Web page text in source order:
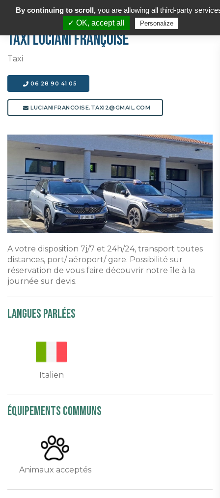
TAXI LUCIANI Françoise
Taxi
06 28 90 41 05
LUCIANIFRANCOISE.TAXI2@GMAIL.COM
A votre disposition 7j/7 et 24h/24, transport toutes
distances, port/ aéroport/ gare. Possibilité sur
réservation de vous faire découvrir notre île à la
journée sur devis.
Langues parlées
Italien
équipements communs
Animaux acceptés
By continuing to scroll,you are allowing all third-party
✓ OK, accept all
Personalize